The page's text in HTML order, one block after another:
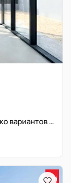
Специалист по сообществу | Несколько вариантов | Новостройка